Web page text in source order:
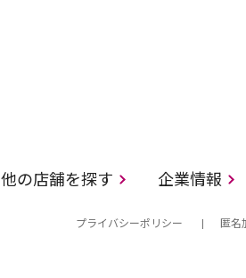
他の店舗を探す 企業情報
プライバシーポリシー 匿名